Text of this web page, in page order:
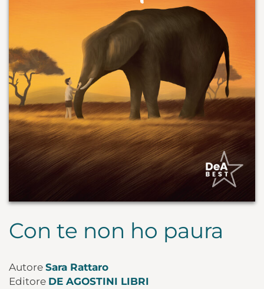
Con te non ho paura
Autore Sara Rattaro
Editore DE AGOSTINI LIBRI